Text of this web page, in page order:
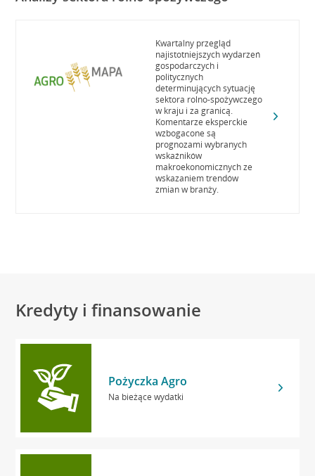
Kwartalny przegląd
najistotniejszych wydarzeń
gospodarczych i
politycznych
determinujących sytuację
sektora rolno-spożywczego
w kraju i za granicą.
Komentarze eksperckie
wzbogacone są
prognozami wybranych
wskaźników
makroekonomicznych ze
wskazaniem trendów
zmian w branży.
Kredyty i finansowanie
Pożyczka Agro
Na bieżące wydatki